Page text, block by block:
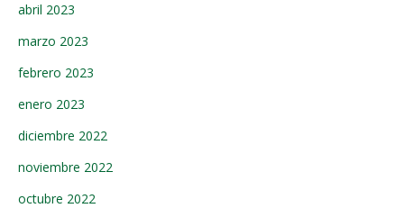
abril 2023
marzo 2023
febrero 2023
enero 2023
diciembre 2022
noviembre 2022
octubre 2022